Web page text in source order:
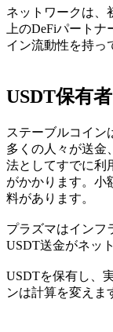
ネットワークは、
上のDeFiパート
イン流動性を持っ
USDT保有
ステーブルコイン
多くの人々が送金
法としてすでに利
がかかります。小
料があります。
プラズマはインフ
USDT送金がネッ
USDTを保有し、
ンは計算を変えま